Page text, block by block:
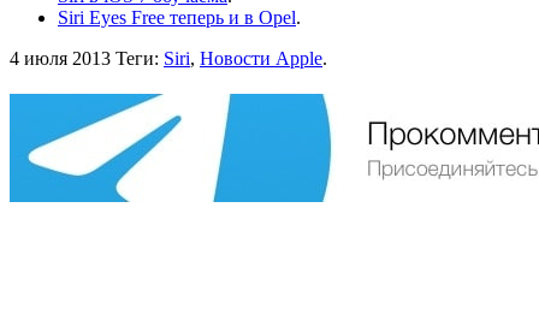
Siri Eyes Free теперь и в Opel.
4 июля 2013 Теги: Siri, Новости Apple.